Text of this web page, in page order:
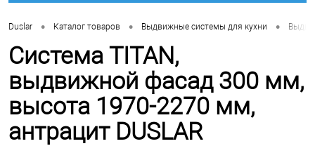
Duslar • Каталог товаров • Выдвижные системы для кухни •
Система TITAN,
выдвижной фасад 300 мм,
высота 1970-2270 мм,
антрацит DUSLAR